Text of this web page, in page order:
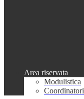
Area riservata
Modulistica
Coordinatori